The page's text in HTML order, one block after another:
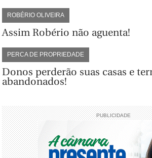
ROBÉRIO OLIVEIRA
Assim Robério não aguenta!
PERCA DE PROPRIEDADE
Donos perderão suas casas e
abandonados!
PUBLICIDADE